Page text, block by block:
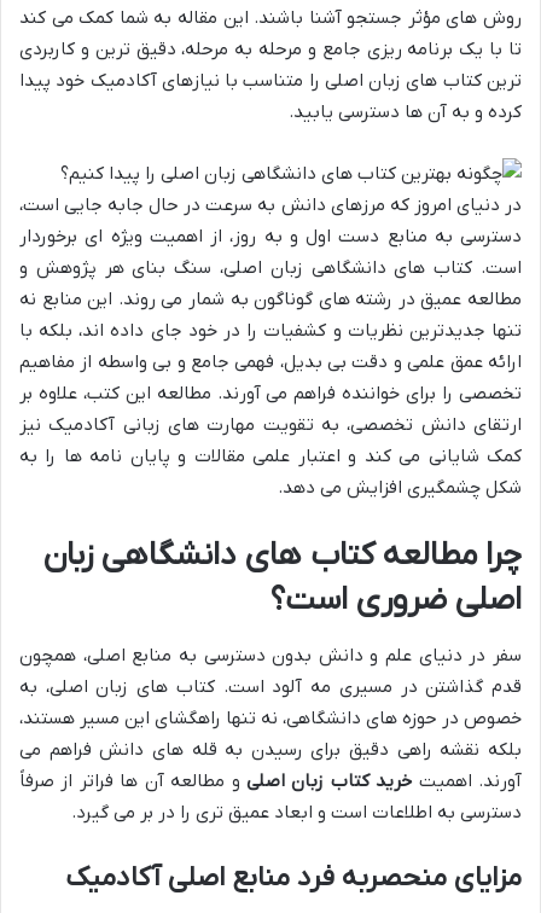
روش های مؤثر جستجو آشنا باشند. این مقاله به شما کمک می کند
تا با یک برنامه ریزی جامع و مرحله به مرحله، دقیق ترین و کاربردی
ترین کتاب های زبان اصلی را متناسب با نیازهای آکادمیک خود پیدا
کرده و به آن ها دسترسی یابید.
در دنیای امروز که مرزهای دانش به سرعت در حال جابه جایی است،
دسترسی به منابع دست اول و به روز، از اهمیت ویژه ای برخوردار
است. کتاب های دانشگاهی زبان اصلی، سنگ بنای هر پژوهش و
مطالعه عمیق در رشته های گوناگون به شمار می روند. این منابع نه
تنها جدیدترین نظریات و کشفیات را در خود جای داده اند، بلکه با
ارائه عمق علمی و دقت بی بدیل، فهمی جامع و بی واسطه از مفاهیم
تخصصی را برای خواننده فراهم می آورند. مطالعه این کتب، علاوه بر
ارتقای دانش تخصصی، به تقویت مهارت های زبانی آکادمیک نیز
کمک شایانی می کند و اعتبار علمی مقالات و پایان نامه ها را به
شکل چشمگیری افزایش می دهد.
چرا مطالعه کتاب های دانشگاهی زبان
اصلی ضروری است؟
سفر در دنیای علم و دانش بدون دسترسی به منابع اصلی، همچون
قدم گذاشتن در مسیری مه آلود است. کتاب های زبان اصلی، به
خصوص در حوزه های دانشگاهی، نه تنها راهگشای این مسیر هستند،
بلکه نقشه راهی دقیق برای رسیدن به قله های دانش فراهم می
آورند. اهمیت خرید کتاب زبان اصلی و مطالعه آن ها فراتر از صرفاً
دسترسی به اطلاعات است و ابعاد عمیق تری را در بر می گیرد.
مزایای منحصربه فرد منابع اصلی آکادمیک